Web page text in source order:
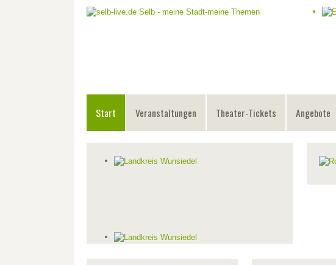
Start Veranstaltungen Theater-Tickets Angebote